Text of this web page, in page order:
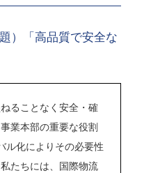
）「高品質で安全な
ることなく安全・確
業本部の重要な役割
ル化によりその必要性
たちには、国際物流